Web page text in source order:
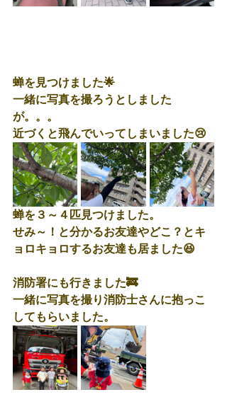
蝉を見つけました🌟
一緒に写真を撮ろうとしました
が。。。
近づくと飛んでいってしまいました😢
蝉を３～４匹見つけました。
せみ～！と分かるお友達やどこ？とキ
ョロキョロするお友達も居ました😆
消防署にも行きました🚒
一緒に写真を撮り消防士さんに抱っこ
してもらいました。